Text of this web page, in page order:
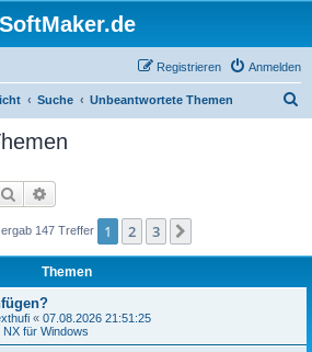
SoftMaker.de
Anmelden
Registrieren
Suche Unbeantwortete Themen
Suche
147 Treffer 1 2 3
Themen
« 07.08.2026 21:51:25
für Windows